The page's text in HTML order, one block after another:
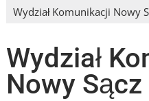
Wydział Komunikacji Nowy
Wydział
Nowy Sącz